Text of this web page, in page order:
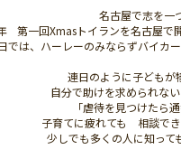
名古屋で志を一
第一回Xmasトイランを名古屋で
では、ハーレーのみならずバイカ
連日のように子どもが
自分で助けを求められな
「虐待を見つけたら
子育てに疲れても 相談で
少しでも多くの人に知って